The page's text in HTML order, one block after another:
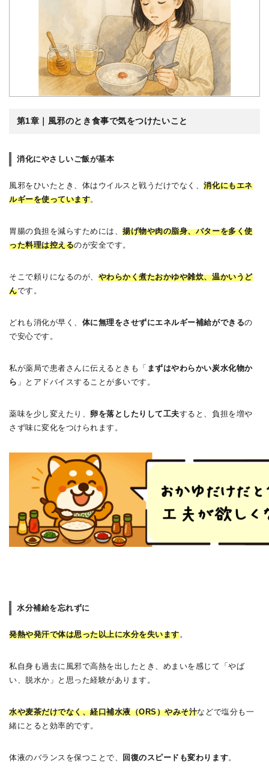
第1章｜風邪のとき食事で気をつけたいこと
消化にやさしいご飯が基本
風邪をひいたとき、体はウイルスと戦うだけでなく、消化にもエネ
ルギーを使っています。
胃腸の負担を減らすためには、揚げ物や肉の脂身、バターを多く使
った料理は控えるのが安全です。
そこで頼りになるのが、 やわらかく煮たおかゆや雑炊、温かいうど
んです。
どれも消化が早く、 体に無理をさせずにエネルギー補給ができるの
で安心です。
私が薬局で患者さんに伝えるときも「 まずはやわらかい炭水化物か
ら 」とアドバイスすることが多いです。
薬味を少し変えたり、 卵を落としたりして工夫すると、負担を増や
さず味に変化をつけられます。
水分補給を忘れずに
発熱や発汗で体は思った以上に水分を失います。
私自身も過去に風邪で高熱を出したとき、めまいを感じて「やば
い、脱水か」と思った経験があります。
水や麦茶だけでなく、経口補水液（ORS）やみそ汁などで塩分も一
緒にとると効率的です。
体液のバランスを保つことで、 回復のスピードも変わります。